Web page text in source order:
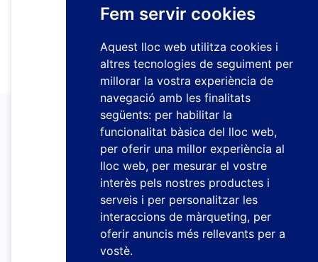
Fem servir cookies
Aquest lloc web utilitza cookies i
altres tecnologies de seguiment per
millorar la vostra experiència de
navegació amb les finalitats
següents: per habilitar la
funcionalitat bàsica del lloc web,
per oferir una millor experiència al
lloc web, per mesurar el vostre
interès pels nostres productes i
serveis i per personalitzar les
interaccions de màrqueting, per
oferir anuncis més rellevants per a
vostè.